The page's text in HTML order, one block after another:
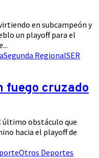
en subcampeón y
un playoff para el
Segunda RegionalSER
fuego cruzado
último obstáculo que
hacia el playoff de
Otros Deportes